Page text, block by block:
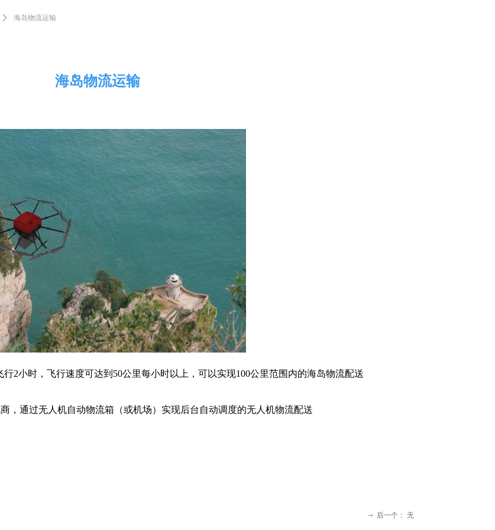
海岛物流运输
ꄲ 海岛物流运输
2小时，飞行速度可达到50公里每小时以上，可以实现100公里范围内的海岛物流配送
，通过无人机自动物流箱（或机场）实现后台自动调度的无人机物流配送
ꁹ 后一个： 无